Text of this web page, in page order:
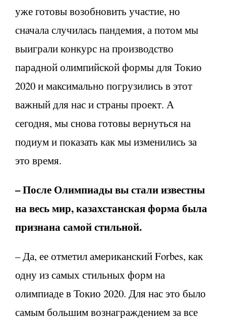
уже готовы возобновить участие, но
сначала случилась пандемия, а потом мы
выиграли конкурс на производство
парадной олимпийской формы для Токио
2020 и максимально погрузились в этот
важный для нас и страны проект. А
сегодня, мы снова готовы вернуться на
подиум и показать как мы изменились за
это время.
– После Олимпиады вы стали известны
на весь мир, казахстанская форма была
признана самой стильной.
– Да, ее отметил американский Forbes, как
одну из самых стильных форм на
олимпиаде в Токио 2020. Для нас это было
самым большим вознаграждением за все